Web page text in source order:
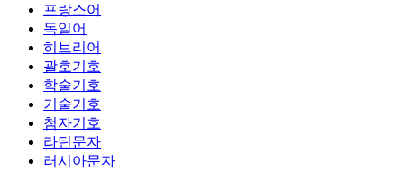
프랑스어
독일어
히브리어
괄호기호
학술기호
기술기호
첨자기호
라틴문자
러시아문자